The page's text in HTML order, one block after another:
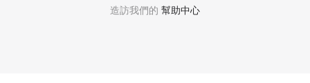
造訪我們的 幫助中心